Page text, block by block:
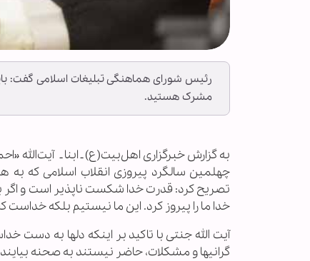
رئیس شورای هماهنگی تبلیغات اسلامی گفت:
مشرک هستید.
به گزارش خبرگزاری اهل‌بیت(ع) ـ ابنا ـ
چهلمین سالگرد پیروزی انقلاب اسلامی که
تصریح کرد: قدرت خدا شکست ناپذیر است و
خدا ما را پیروز کرد. این ما نیستیم بلکه خداست
گرانیها و مشکلات، حاضر نیستند به صحنه